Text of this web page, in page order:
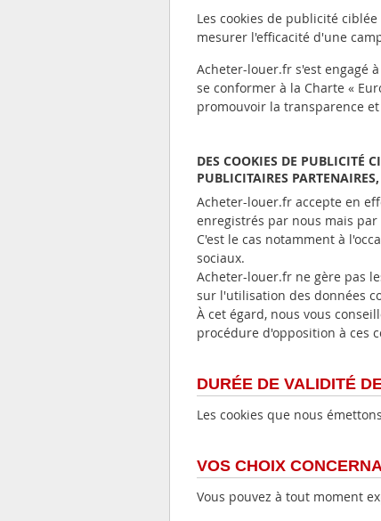
Les cookies de publicité
mesurer l'efficacité d'une
Acheter-louer.fr s'est engagé
se conformer à la Charte «
promouvoir la transparence
DES COOKIES DE PUBLICITÉ
PUBLICITAIRES
Acheter-louer.fr accepte en
enregistrés par nous mais
C'est le cas notamment à
sociaux.
Acheter-louer.fr ne gère pas
sur l'utilisation des données
À cet égard, nous vous
procédure d'opposition à ces
DURÉE DE VALIDITÉ
Les cookies que nous
VOS CHOIX
Vous pouvez à tout moment